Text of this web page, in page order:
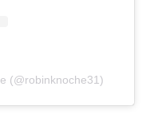
(@robinknoche31)